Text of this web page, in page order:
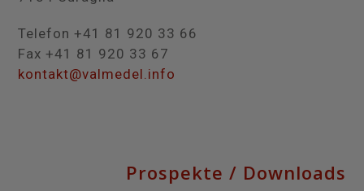
Telefon +41 81 920 33 66
Fax +41 81 920 33 67
kontakt@valmedel.info
Prospekte / Downloads